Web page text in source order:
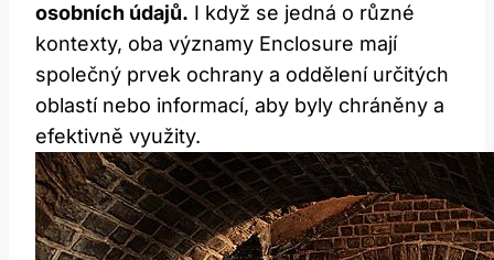
osobních údajů. I když se jedná o různé
kontexty, oba významy Enclosure mají
společný prvek ochrany a oddělení určitých
oblastí nebo informací, aby byly chráněny a
efektivně využity.